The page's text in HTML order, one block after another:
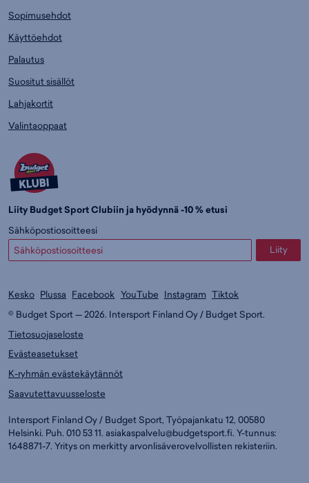
Sopimusehdot
Käyttöehdot
Palautus
Suositut sisällöt
Lahjakortit
Valintaoppaat
Liity Budget Sport Clubiin ja hyödynnä -10 % etusi
Sähköpostiosoitteesi
Liity
Kesko Plussa Facebook YouTube Instagram Tiktok
© Budget Sport — 2026. Intersport Finland Oy / Budget Sport.
Tietosuojaseloste
Evästeasetukset
K-ryhmän evästekäytännöt
Saavutettavuusseloste
Intersport Finland Oy / Budget Sport, Työpajankatu 12, 00580
Helsinki. Puh. 010 53 11. asiakaspalvelu@budgetsport.fi. Y-tunnus:
1648871-7. Yritys on merkitty arvonlisäverovelvollisten rekisteriin.